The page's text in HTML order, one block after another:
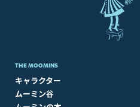
THE MOOMINS
キャラクター
ムーミン谷